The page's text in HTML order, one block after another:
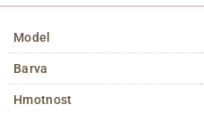
Model
Barva
Hmotnost